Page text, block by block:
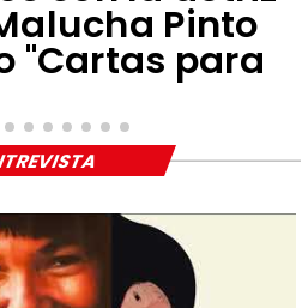
Pinto
"Cartas para